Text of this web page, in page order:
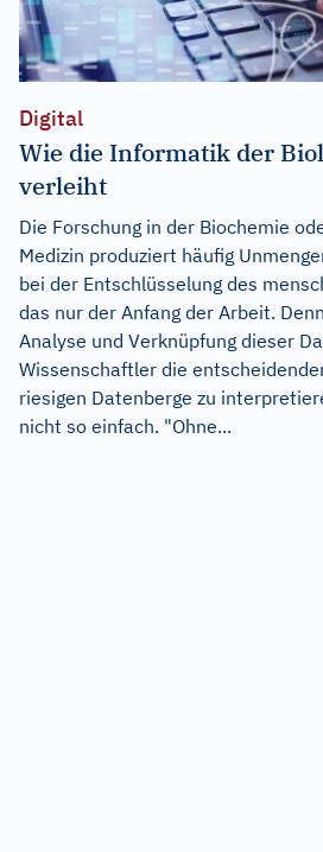
Digital
Wie die Informatik der
verleiht
Die Forschung in der Biochemie
Medizin produziert häufig
bei der Entschlüsselung des
das nur der Anfang der Arbeit.
Analyse und Verknüpfung dieser
Wissenschaftler die
riesigen Datenberge zu
nicht so einfach. "Ohne...